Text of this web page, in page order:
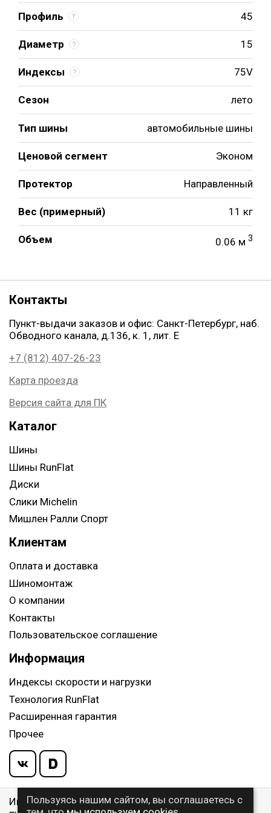
Профиль 45
Диаметр 15
Индексы 75V
Сезон лето
Тип шины автомобильные шины
Ценовой сегмент Эконом
Протектор Направленный
Вес (примерный) 11 кг
Объем 0.06 м 3
Контакты
Пункт-выдачи заказов и офис: Санкт-Петербург, наб.
Обводного канала, д.136, к. 1, лит. Е
+7 (812) 407-26-23
Карта проезда
Версия сайта для ПК
Каталог
Шины
Шины RunFlat
Диски
Слики Michelin
Мишлен Ралли Спорт
Клиентам
Оплата и доставка
Шиномонтаж
О компании
Контакты
Пользовательское соглашение
Информация
Индексы скорости и нагрузки
Технология RunFlat
Расширенная гарантия
Прочее
Информация указанная на сайте, не является
Пользуясь нашим сайтом, вы соглашаетесь с